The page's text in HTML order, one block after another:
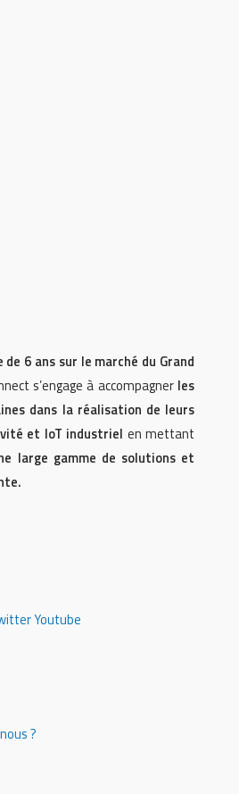
de 6 ans sur le marché du Grand
s’engage à accompagner les
dans la réalisation de leurs
et IoT industriel en mettant
large gamme de solutions et
Youtube
?